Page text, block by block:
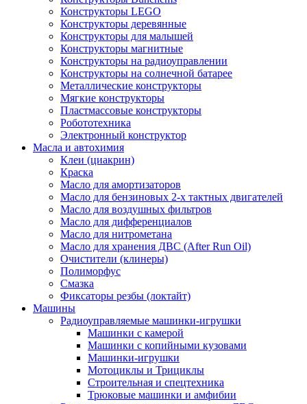
Конструкторы LEGO
Конструкторы деревянные
Конструкторы для малышей
Конструкторы магнитные
Конструкторы на радиоуправлении
Конструкторы на солнечной батарее
Металлические конструкторы
Мягкие конструкторы
Пластмассовые конструкторы
Робототехника
Электронный конструктор
Масла и автохимия
Клеи (циакрин)
Краска
Масло для амортизаторов
Масло для бензиновых 2-х тактных двигателей
Масло для воздушных фильтров
Масло для дифференциалов
Масло для нитрометана
Масло для хранения ДВС (After Run Oil)
Очистители (клинеры)
Полиморфус
Смазка
Фиксаторы резбы (локтайт)
Машины
Радиоуправляемые машинки-игрушки
Машинки с камерой
Машинки с копийными кузовами
Машинки-игрушки
Мотоциклы и Трициклы
Строительная и спецтехника
Трюковые машинки и амфибии